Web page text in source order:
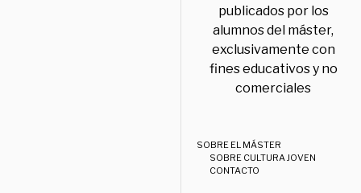
publicados por los
alumnos del máster,
exclusivamente con
fines educativos y no
comerciales
SOBRE EL MÁSTER
SOBRE CULTURA JOVEN
CONTACTO